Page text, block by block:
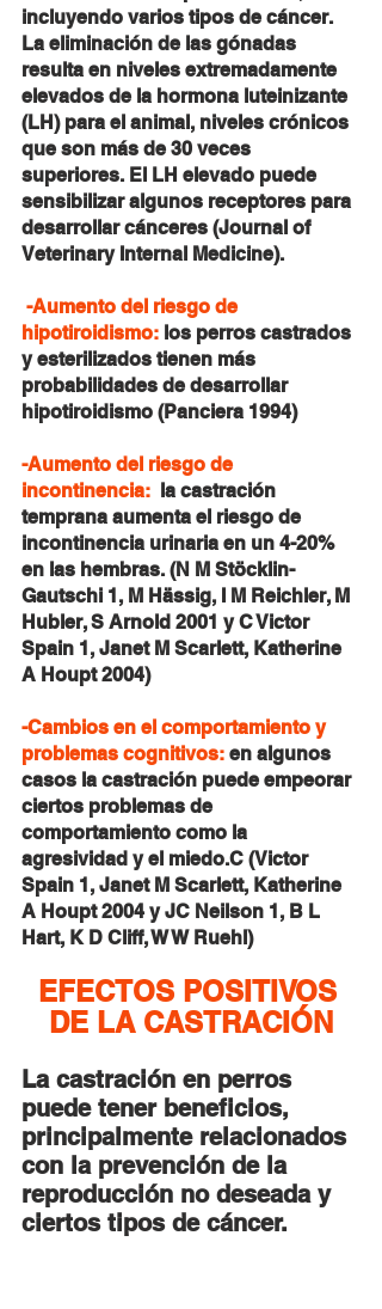
incluyendo varios tipos de cáncer.
La eliminación de las gónadas
resulta en niveles extremadamente
elevados de la hormona luteinizante
(LH) para el animal, niveles crónicos
que son más de 30 veces
superiores. El LH elevado puede
sensibilizar algunos receptores para
desarrollar cánceres (Journal of
Veterinary Internal Medicine).
-Aumento del riesgo de
hipotiroidismo: los perros castrados
y esterilizados tienen más
probabilidades de desarrollar
hipotiroidismo (Panciera 1994)
-Aumento del riesgo de
incontinencia:
  la castración
temprana aumenta el riesgo de
incontinencia urinaria en un 4-20%
en las hembras. (N M Stöcklin-
Gautschi 1, M Hässig, I M Reichler, M
Hubler, S Arnold 2001 y C Victor
Spain 1, Janet M Scarlett, Katherine
A Houpt 2004)
-Cambios en el comportamiento y
problemas cognitivos: en algunos
casos la castración puede empeorar
ciertos problemas de
comportamiento como la
agresividad y el miedo.C (Victor
Spain 1, Janet M Scarlett, Katherine
A Houpt 2004 y JC Neilson 1, B L
Hart, K D Cliff, W W Ruehl)
EFECTOS POSITIVOS
DE LA CASTRACIÓN
La castración en perros
puede tener beneficios,
principalmente relacionados
con la prevención de la
reproducción no deseada y
ciertos tipos de cáncer.